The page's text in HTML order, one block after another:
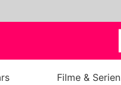
Filme & Serien